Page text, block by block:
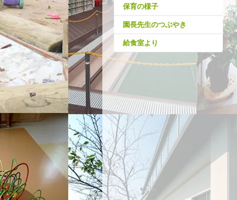
保育の様子
園長先生のつぶやき
給食室より